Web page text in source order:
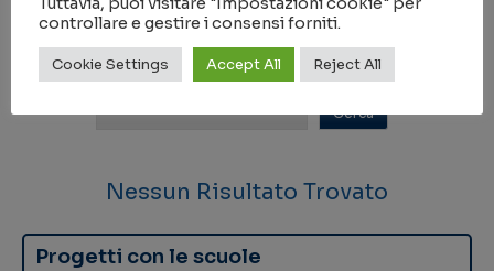
Scuole tematiche
Nessun Risultato Trovato
Progetti con le scuole
controllare e gestire i consensi forniti.
Cookie Settings Accept All Reject All